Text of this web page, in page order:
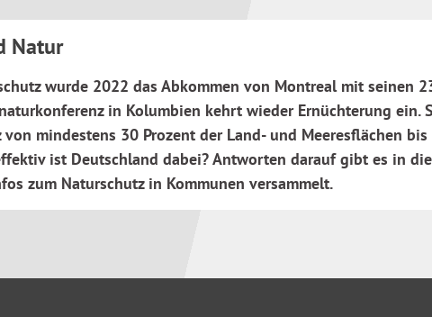
Natur
wurde 2022 das Abkommen von Montreal mit seinen
in Kolumbien kehrt wieder Ernüchterung
mindestens 30 Prozent der Land- und Meeresflächen
ist Deutschland dabei? Antworten darauf gibt es in
zum Naturschutz in Kommunen versammelt.